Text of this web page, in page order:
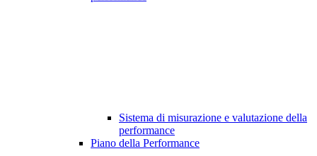
Sistema di misurazione e valutazione della
performance
Piano della Performance